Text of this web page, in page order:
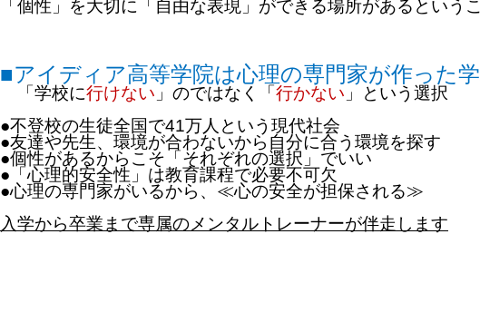
「個性」を大切に「自由な表現」ができる場所があるというこ
■アイディア高等学院は心理の専門家が作った
「学校に行けない 」のではなく「 行かない 」という選択
●不登校の生徒全国で41万人という現代社会
●友達や先生、環境が合わないから自分に合う環境を探す
●個性があるからこそ「それぞれの選択」でいい
●「心理的安全性」は教育課程で必要不可欠
●心理の専門家がいるから、≪心の安全が担保される≫
入学から卒業まで専属のメンタルトレーナーが伴走します